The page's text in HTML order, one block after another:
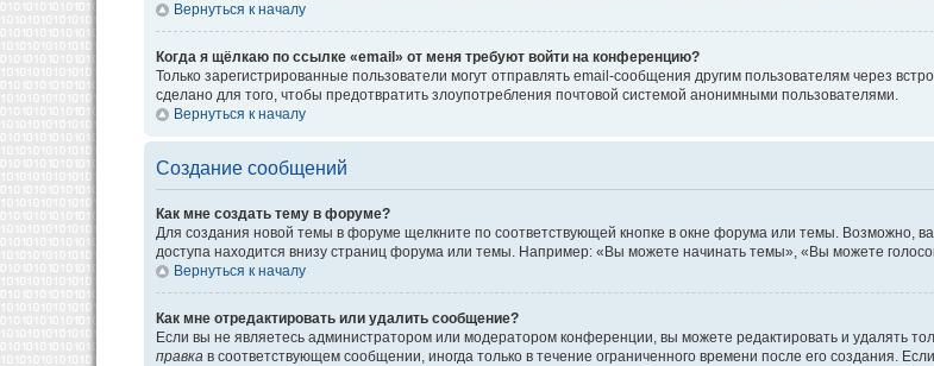
Вернуться к началу
Когда я щёлкаю по ссылке «email» от меня требуют войти на конференцию?
Только зарегистрированные пользователи могут отправлять email-сообщения другим пользователям через
сделано для того, чтобы предотвратить злоупотребления почтовой системой анонимными пользователями.
Вернуться к началу
Создание сообщений
Как мне создать тему в форуме?
Для создания новой темы в форуме щелкните по соответствующей кнопке в окне форума или темы. Возможно,
доступа находится внизу страниц форума или темы. Например: «Вы можете начинать темы», «Вы можете
Вернуться к началу
Как мне отредактировать или удалить сообщение?
Если вы не являетесь администратором или модератором конференции, вы можете редактировать и удалять
правка в соответствующем сообщении, иногда только в течение ограниченного времени после его создания.